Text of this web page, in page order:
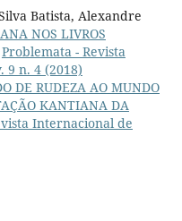
Batista, Alexandre
NOS LIVROS
Problemata - Revista
9 n. 4 (2018)
DE RUDEZA AO MUNDO
KANTIANA DA
Internacional de